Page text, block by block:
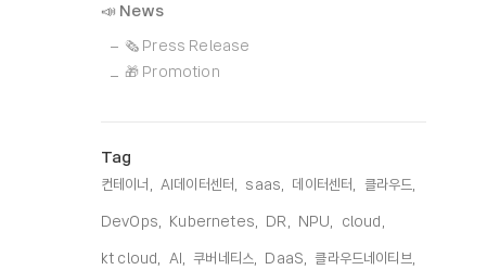
📣 News
🗞️ Press Release
🎁 Promotion
Tag
컨테이너, AI데이터센터, saas, 데이터센터, 클라우드,
DevOps, Kubernetes, DR, NPU, cloud,
kt cloud, AI, 쿠버네티스, DaaS, 클라우드네이티브,